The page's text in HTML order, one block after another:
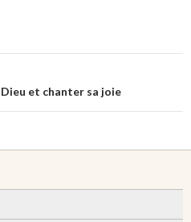
et chanter sa joie